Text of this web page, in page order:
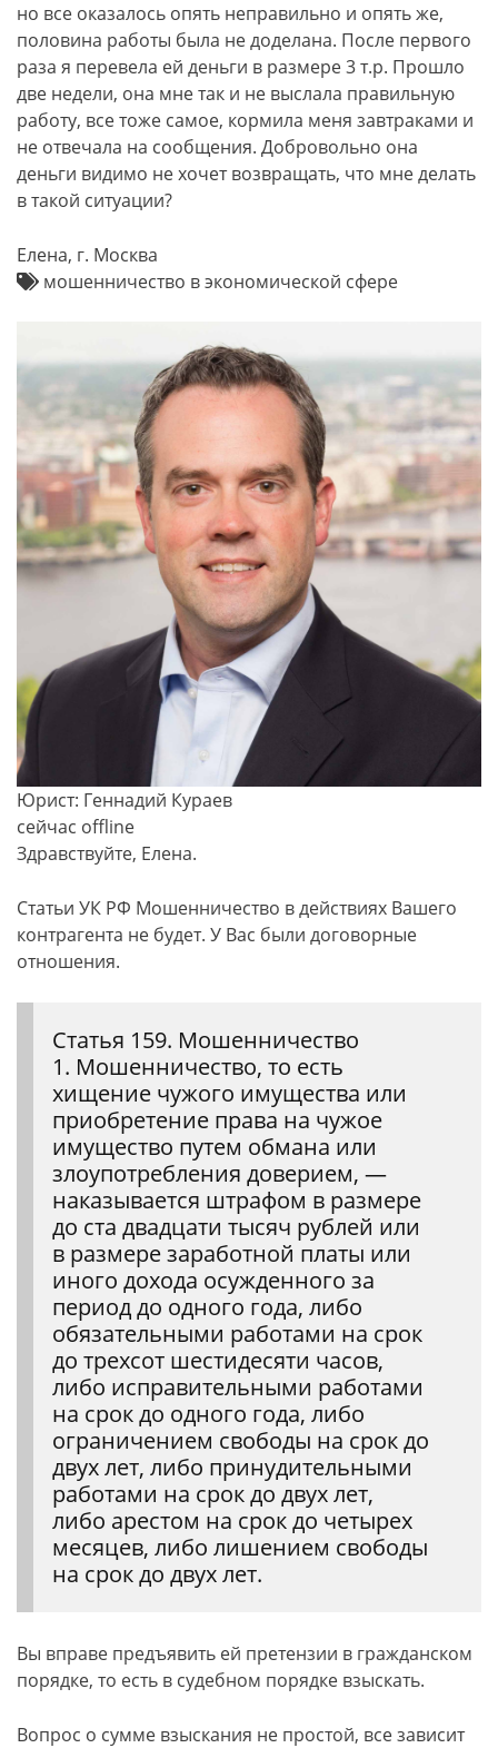
но все оказалось опять неправильно и опять же,
половина работы была не доделана. После первого
раза я перевела ей деньги в размере 3 т.р. Прошло
две недели, она мне так и не выслала правильную
работу, все тоже самое, кормила меня завтраками и
не отвечала на сообщения. Добровольно она
деньги видимо не хочет возвращать, что мне делать
в такой ситуации?
Елена, г. Москва
мошенничество в экономической сфере
Юрист: Геннадий Кураев
сейчас offline
Здравствуйте, Елена.
Статьи УК РФ Мошенничество в действиях Вашего
контрагента не будет. У Вас были договорные
отношения.
Статья 159. Мошенничество
1. Мошенничество, то есть
хищение чужого имущества или
приобретение права на чужое
имущество путем обмана или
злоупотребления доверием, —
наказывается штрафом в размере
до ста двадцати тысяч рублей или
в размере заработной платы или
иного дохода осужденного за
период до одного года, либо
обязательными работами на срок
до трехсот шестидесяти часов,
либо исправительными работами
на срок до одного года, либо
ограничением свободы на срок до
двух лет, либо принудительными
работами на срок до двух лет,
либо арестом на срок до четырех
месяцев, либо лишением свободы
на срок до двух лет.
Вы вправе предъявить ей претензии в гражданском
порядке, то есть в судебном порядке взыскать.
Вопрос о сумме взыскания не простой, все зависит